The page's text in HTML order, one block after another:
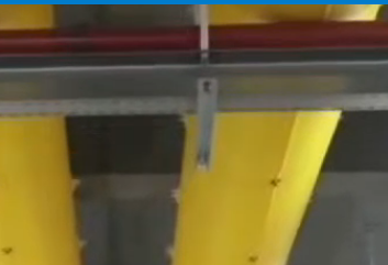
项目实例
公司新闻
行业新闻